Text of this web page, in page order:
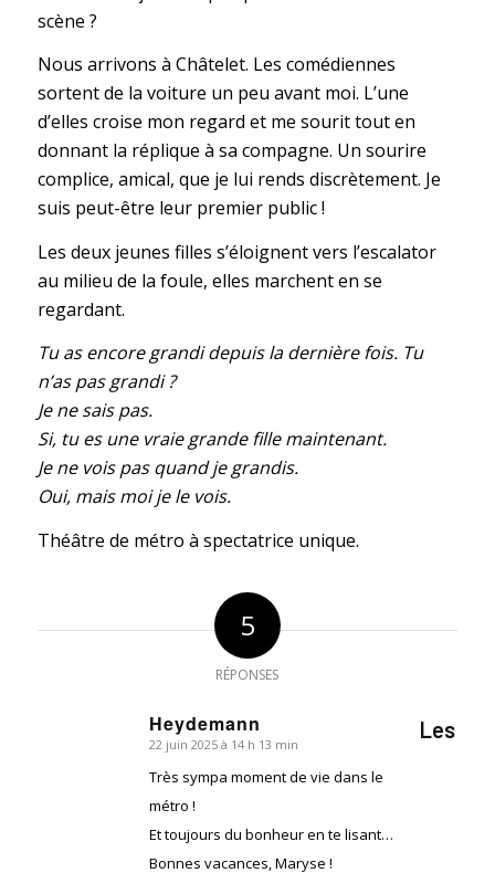
scène ?
Nous arrivons à Châtelet. Les comédiennes
sortent de la voiture un peu avant moi. L’une
d’elles croise mon regard et me sourit tout en
donnant la réplique à sa compagne. Un sourire
complice, amical, que je lui rends discrètement. Je
suis peut-être leur premier public !
Les deux jeunes filles s’éloignent vers l’escalator
au milieu de la foule, elles marchent en se
regardant.
Tu as encore grandi depuis la dernière fois. Tu
n’as pas grandi ?
Je ne sais pas.
Si, tu es une vraie grande fille maintenant.
Je ne vois pas quand je grandis.
Oui, mais moi je le vois.
Théâtre de métro à spectatrice unique.
5
RÉPONSES
Heydemann
dit
22 juin 2025 à 14 h 13 min
Très sympa moment de vie dans le
métro !
Et toujours du bonheur en te lisant…
Bonnes vacances, Maryse !
Les